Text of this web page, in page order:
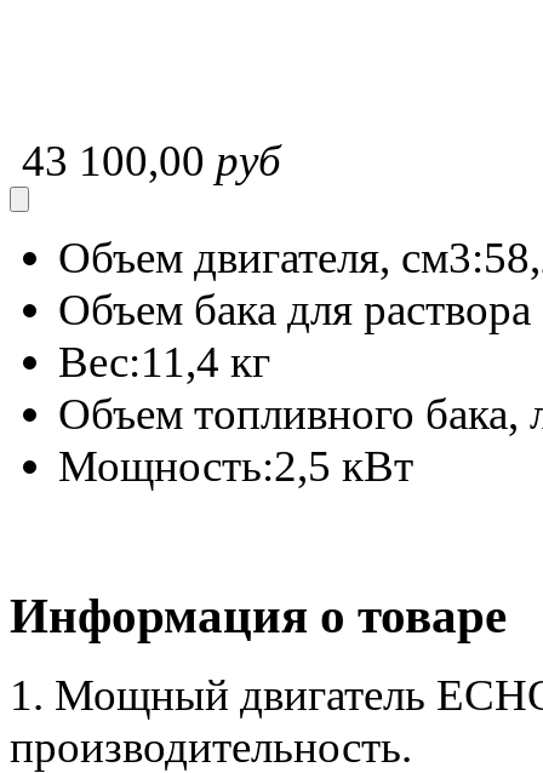
43 100,00 руб
Объем двигателя, см3:
Объем бака для
Вес:11,4 кг
Объем топливного бака,
Мощность:2,5 кВт
Информация о товаре
1. Мощный двигатель
производительность.